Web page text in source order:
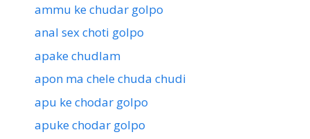
ammu ke chudar golpo
anal sex choti golpo
apake chudlam
apon ma chele chuda chudi
apu ke chodar golpo
apuke chodar golpo